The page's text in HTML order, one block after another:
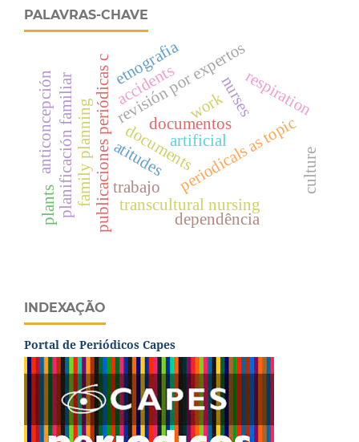
PALAVRAS-CHAVE
documentos
periodicals as topic
revisión por expertos
publicaciones periódicas c transcultural nursing
family planning
planificación familiar
anticoncepción documents
nurses
accidents respiration
etnografia
atitudes
dependência
culture
plants
artificial
work
trabajo
INDEXAÇÃO
Portal de Periódicos Capes